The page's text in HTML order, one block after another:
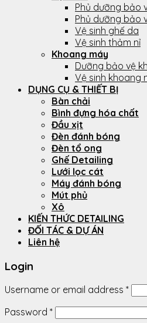
Phủ dưỡng bảo
Phủ dưỡng bảo
Vệ sinh ghế da
Vệ sinh thảm nỉ
Khoang máy
Dưỡng bảo vệ
Vệ sinh khoang
DỤNG CỤ & THIẾT BỊ
Bàn chải
Bình đựng hóa chất
Đầu xịt
Đèn đánh bóng
Đèn tổ ong
Ghế Detailing
Lưới lọc cát
Máy đánh bóng
Mút phủ
Xô
KIẾN THỨC DETAILING
ĐỐI TÁC & DỰ ÁN
Liên hệ
Login
Username or email address *
Password *